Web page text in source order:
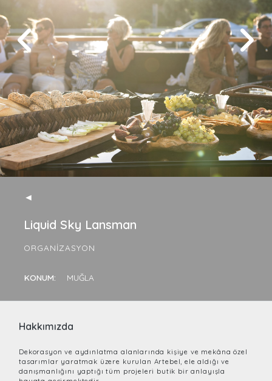
◄
Liquid Sky Lansman
ORGANIZASYON
KONUM: MUĞLA
Hakkımızda
Dekorasyon ve aydınlatma alanlarında kişiye ve mekâna özel
tasarımlar yaratmak üzere kurulan Artebel, ele aldığı ve
danışmanlığını yaptığı tüm projeleri butik bir anlayışla